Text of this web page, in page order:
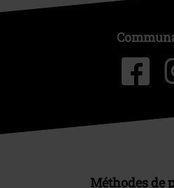
Méthodes de